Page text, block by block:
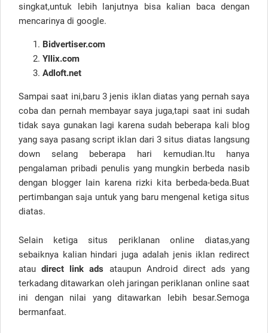
singkat,untuk lebih lanjutnya bisa kalian baca dengan
mencarinya di google.
Bidvertiser.com
Yllix.com
Adloft.net
Sampai saat ini,baru 3 jenis iklan diatas yang pernah saya
coba dan pernah membayar saya juga,tapi saat ini sudah
tidak saya gunakan lagi karena sudah beberapa kali blog
yang saya pasang script iklan dari 3 situs diatas langsung
down selang beberapa hari kemudian.Itu hanya
pengalaman pribadi penulis yang mungkin berbeda nasib
dengan blogger lain karena rizki kita berbeda-beda.Buat
pertimbangan saja untuk yang baru mengenal ketiga situs
diatas.
Selain ketiga situs periklanan online diatas,yang
sebaiknya kalian hindari juga adalah jenis iklan redirect
ataudirect link ads ataupun Android direct ads yang
terkadang ditawarkan oleh jaringan periklanan online saat
ini dengan nilai yang ditawarkan lebih besar.Semoga
bermanfaat.